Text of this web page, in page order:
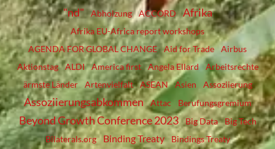
"nd" Abholzung ACCORD Afrika
Afrika EU-Africa report workshops
AGENDA FOR GLOBAL CHANGE
Aid for Trade
Airbus
Aktionstag
ALDI America first Angela Ellard
Arbeitsrechte
ärmste Länder
Artenvielfalt ASEAN Asien Assoziierung
Assoziierungsabkommen Attac Berufungsgremium
Beyond Growth Conference 2023 Big Data
Big Tech
Bilaterals.org
Binding Treaty Bindings Treaty